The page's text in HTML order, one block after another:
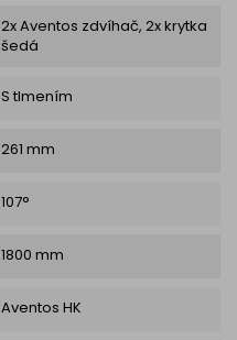
2x Aventos zdvíhač, 2x krytka
šedá
S tlmením
261 mm
107°
1800 mm
Aventos HK